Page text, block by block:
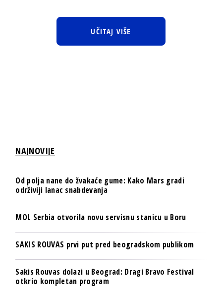
UČITAJ VIŠE
NAJNOVIJE
Od polja nane do žvakaće gume: Kako Mars gradi
održiviji lanac snabdevanja
MOL Serbia otvorila novu servisnu stanicu u Boru
SAKIS ROUVAS prvi put pred beogradskom publikom
Sakis Rouvas dolazi u Beograd: Dragi Bravo Festival
otkrio kompletan program